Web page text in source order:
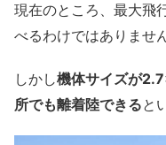
現在のところ、最大飛
べるわけではありません
しかし機体サイズが
所でも離着陸できると